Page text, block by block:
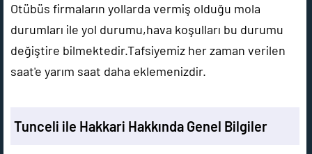
Otübüs firmaların yollarda vermiş olduğu mola
durumları ile yol durumu,hava koşulları bu durumu
değiştire bilmektedir.Tafsiyemiz her zaman verilen
saat'e yarım saat daha eklemenizdir.
Tunceli ile Hakkari Hakkında Genel Bilgiler